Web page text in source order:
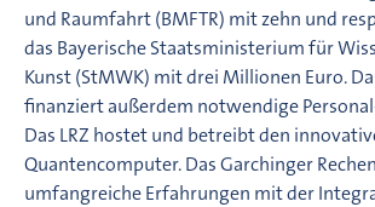
und Raumfahrt (BMFTR) mit zehn und
das Bayerische Staatsministerium für
Kunst (StMWK) mit drei Millionen Euro.
finanziert außerdem notwendige
Das LRZ hostet und betreibt den
Quantencomputer. Das Garchinger
umfangreiche Erfahrungen mit der